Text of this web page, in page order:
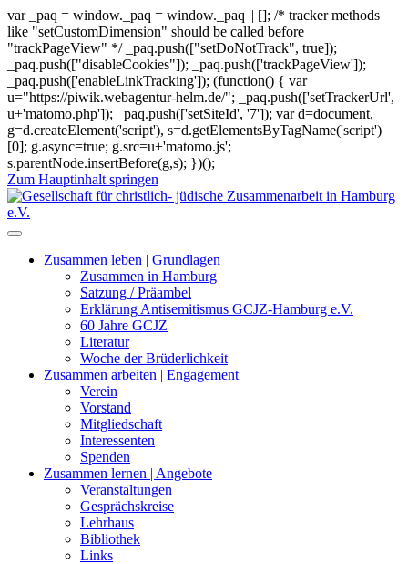
var _paq = window._paq = window._paq || []; /* tracker methods
like "setCustomDimension" should be called before
"trackPageView" */ _paq.push(["setDoNotTrack", true]);
_paq.push(["disableCookies"]); _paq.push(['trackPageView']);
_paq.push(['enableLinkTracking']); (function() { var
u="https://piwik.webagentur-helm.de/"; _paq.push(['setTrackerUrl',
u+'matomo.php']); _paq.push(['setSiteId', '7']); var d=document,
g=d.createElement('script'), s=d.getElementsByTagName('script')
[0]; g.async=true; g.src=u+'matomo.js';
s.parentNode.insertBefore(g,s); })();
Zum Hauptinhalt springen
Zusammen leben | Grundlagen
Zusammen in Hamburg
Satzung / Präambel
Erklärung Antisemitismus GCJZ-Hamburg e.V.
60 Jahre GCJZ
Literatur
Woche der Brüderlichkeit
Zusammen arbeiten | Engagement
Verein
Vorstand
Mitgliedschaft
Interessenten
Spenden
Zusammen lernen | Angebote
Veranstaltungen
Gesprächskreise
Lehrhaus
Bibliothek
Links